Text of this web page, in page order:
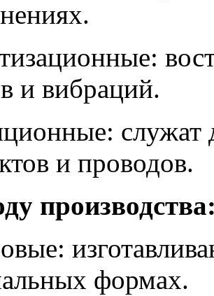
и вибраций.
служат
и проводов.
формах.